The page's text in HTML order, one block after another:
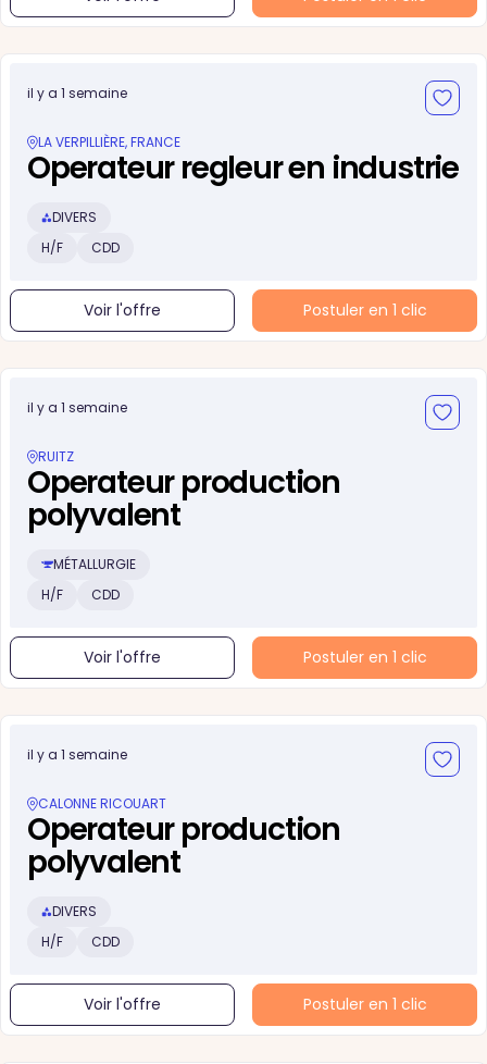
il y a 1 semaine
LA VERPILLIÈRE, FRANCE
Operateur regleur en industrie
DIVERS
H/F
CDD
Voir l'offre Postuler en 1 clic
il y a 1 semaine
RUITZ
Operateur production
polyvalent
MÉTALLURGIE
H/F
CDD
Voir l'offre Postuler en 1 clic
il y a 1 semaine
CALONNE RICOUART
Operateur production
polyvalent
DIVERS
H/F
CDD
Voir l'offre Postuler en 1 clic